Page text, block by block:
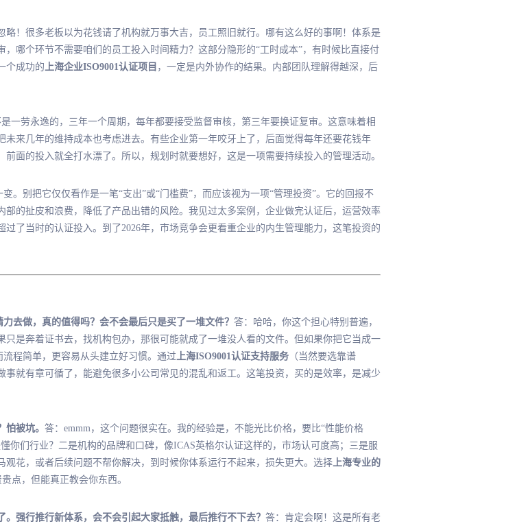
！很多老板以为花钱请了机构就万事大吉，员工照旧就行。哪有这么好的事啊！体系是
哪个环节不需要咱们的员工投入时间精力？这部分隐形的“工时成本”，有时候比直接付
个成功的上海企业ISO9001认证项目 ，一定是内外协作的结果。内部团队理解得越深，后
一劳永逸的，三年一个周期，每年都要接受监督审核，第三年要换证复审。这意味着相
来几年的维持成本也考虑进去。有些企业第一年咬牙上了，后面觉得每年还要花钱年
面的投入就全打水漂了。所以，规划时就要想好，这是一项需要持续投入的管理活动。
。别把它仅仅看作是一笔“支出”或“门槛费”，而应该视为一项“管理投资”。它的回报不
的扯皮和浪费，降低了产品出错的风险。我见过太多案例，企业做完认证后，运营效率
了当时的认证投入。到了2026年，市场竞争会更看重企业的内生管理能力，这笔投资的
去做，真的值得吗？会不会最后只是买了一堆文件？ 答：哈哈，你这个担心特别普遍，
是奔着证书去，找机构包办，那很可能就成了一堆没人看的文件。但如果你把它当成一
程简单，更容易从头建立好习惯。通过上海ISO9001认证支持服务 （当然要选靠谱
就有章可循了，能避免很多小公司常见的混乱和返工。这笔投资，买的是效率，是减少
被坑。 答：emmm，这个问题很实在。我的经验是，不能光比价格，要比“性能价格
你们行业？二是机构的品牌和口碑，像ICAS英格尔认证这样的，市场认可度高；三是服
花，或者后续问题不帮你解决，到时候你体系运行不起来，损失更大。选择上海专业的
点，但能真正教会你东西。
强行推行新体系，会不会引起大家抵触，最后推行不下去？ 答：肯定会啊！这是所有老